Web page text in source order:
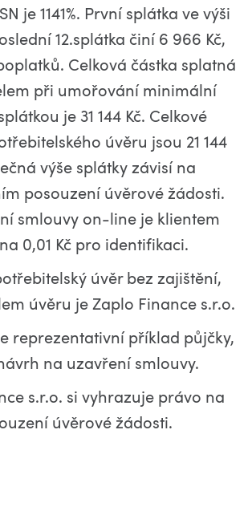
je 1141%. První splátka ve výši
12.splátka činí 6 966 Kč,
Celková částka splatná
při umořování minimální
je 31 144 Kč. Celkové
úvěru jsou 21 144
výše splátky závisí na
posouzení úvěrové žádosti.
smlouvy on-line je klientem
0,01 Kč pro identifikaci.
úvěr bez zajištění,
úvěru je Zaplo Finance s.r.o.
reprezentativní příklad půjčky,
na uzavření smlouvy.
s.r.o. si vyhrazuje právo na
úvěrové žádosti.